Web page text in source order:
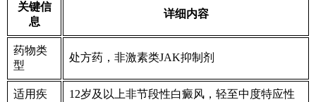
关键信
息
详细内容
药物类
型
处方药，非激素类JAK抑制剂
适用疾
12岁及以上非节段性白癜风，轻至中度特应性